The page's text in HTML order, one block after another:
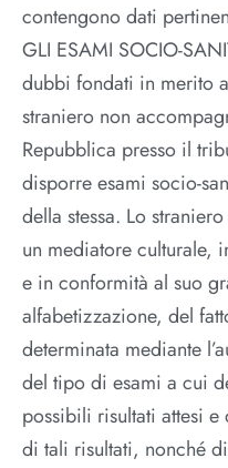
contengono dati
GLI ESAMI SOCIO-
dubbi fondati in merito
straniero non
Repubblica presso il
disporre esami socio-
della stessa. Lo
un mediatore culturale,
e in conformità al suo
alfabetizzazione, del
determinata mediante
del tipo di esami a cui
possibili risultati attesi e
di tali risultati, nonché